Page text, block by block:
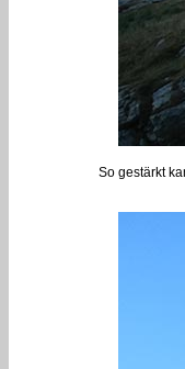
So gestärkt